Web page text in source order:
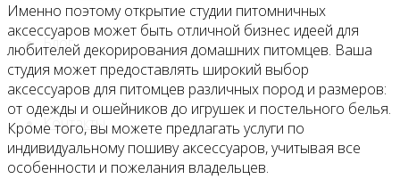
Блог
Контакты
Именно поэтому открытие студии питомничных
аксессуаров может быть отличной бизнес идеей для
любителей декорирования домашних питомцев. Ваша
студия может предоставлять широкий выбор
аксессуаров для питомцев различных пород и размеров:
от одежды и ошейников до игрушек и постельного белья.
Кроме того, вы можете предлагать услуги по
индивидуальному пошиву аксессуаров, учитывая все
особенности и пожелания владельцев.